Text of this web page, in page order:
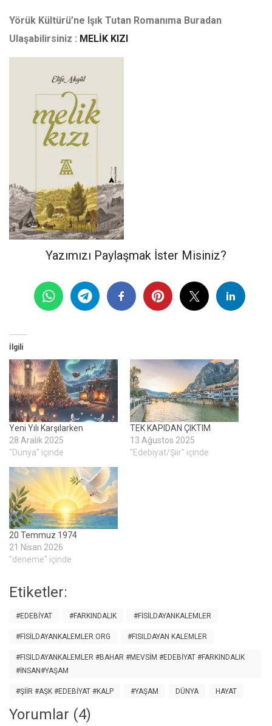
Yörük Kültürü’ne Işık Tutan Romanıma Buradan
Ulaşabilirsiniz : MELİK KIZI
Yazımızı Paylaşmak İster Misiniz?
İlgili
Yeni Yılı Karşılarken
28 Aralık 2025
"Dünya" içinde
TEK KAPIDAN ÇIKTIM
13 Ağustos 2025
"Edebiyat/Şiir" içinde
20 Temmuz 1974
21 Nisan 2026
"deneme" içinde
Etiketler:
#EDEBIYAT #FARKINDALIK #FISILDAYANKALEMLER
#FISILDAYANKALEMLER.ORG #FISILDAYAN KALEMLER
#FISILDAYANKALEMLER #BAHAR #MEVSIM #EDEBIYAT #FARKINDALIK
#INSAN#YAŞAM
#ŞİİR #AŞK #EDEBİYAT #KALP #YAŞAM DÜNYA HAYAT
Yorumlar (4)